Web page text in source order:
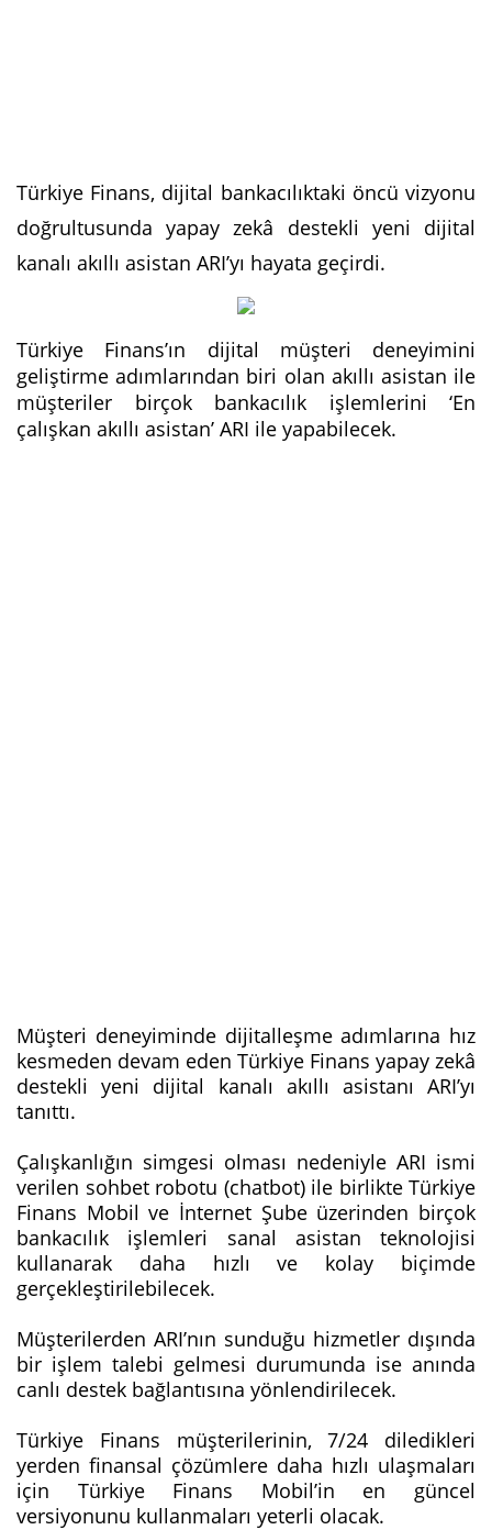
Türkiye Finans, dijital bankacılıktaki öncü vizyonu
doğrultusunda yapay zekâ destekli yeni dijital
kanalı akıllı asistan ARI’yı hayata geçirdi.
Türkiye Finans’ın dijital müşteri deneyimini
geliştirme adımlarından biri olan akıllı asistan ile
müşteriler birçok bankacılık işlemlerini ‘En
çalışkan akıllı asistan’ ARI ile yapabilecek.
Müşteri deneyiminde dijitalleşme adımlarına hız
kesmeden devam eden Türkiye Finans yapay zekâ
destekli yeni dijital kanalı akıllı asistanı ARI’yı
tanıttı.
Çalışkanlığın simgesi olması nedeniyle ARI ismi
verilen sohbet robotu (chatbot) ile birlikte Türkiye
Finans Mobil ve İnternet Şube üzerinden birçok
bankacılık işlemleri sanal asistan teknolojisi
kullanarak daha hızlı ve kolay biçimde
gerçekleştirilebilecek.
Müşterilerden ARI’nın sunduğu hizmetler dışında
bir işlem talebi gelmesi durumunda ise anında
canlı destek bağlantısına yönlendirilecek.
Türkiye Finans müşterilerinin, 7/24 diledikleri
yerden finansal çözümlere daha hızlı ulaşmaları
için Türkiye Finans Mobil’in en güncel
versiyonunu kullanmaları yeterli olacak.